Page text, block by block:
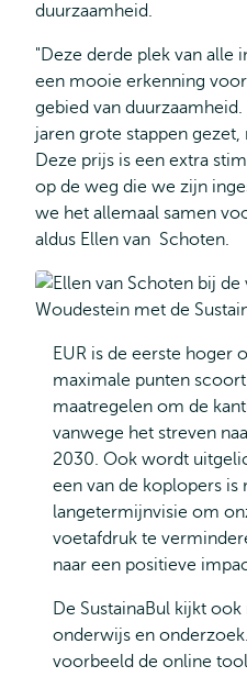
duurzaamheid.
"Deze derde plek van alle
een mooie erkenning
gebied van
jaren grote stappen
Deze prijs is een extra
op de weg die we zijn
we het allemaal samen
aldus Ellen van Schoten.
EUR is de eerste hoger
maximale punten
maatregelen om de
vanwege het streven
2030. Ook wordt
een van de koplopers
langetermijnvisie om
voetafdruk te
naar een positieve
De SustainaBul kijkt
onderwijs en
voorbeeld de online